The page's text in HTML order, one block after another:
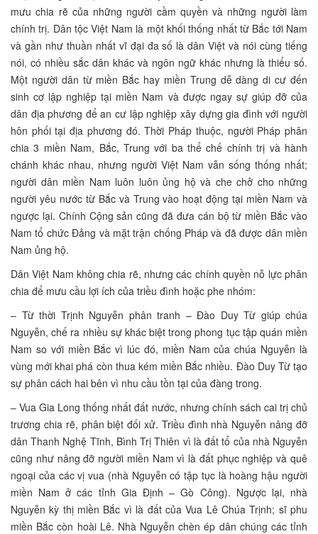
mưu chia rẽ của những người cầm quyền và những người làm
chính trị. Dân tộc Việt Nam là một khối thống nhất từ Bắc tới Nam
và gần như thuần nhất vĩ đại đa số là dân Việt và nói cùng tiếng
nói, có nhiều sắc dân khác và ngôn ngữ khác nhưng là thiểu số.
Một người dân từ miền Bắc hay miền Trung dễ dàng di cư đến
sinh cơ lập nghiệp tại miền Nam và được ngay sự giúp đỡ của
dân địa phương để an cư lập nghiệp xây dựng gia đình với người
hôn phối tại địa phương đó. Thời Pháp thuộc, người Pháp phân
chia 3 miền Nam, Bắc, Trung với ba thể chế chính trị và hành
chánh khác nhau, nhưng người Việt Nam vẫn sống thống nhất;
người dân miền Nam luôn luôn ủng hộ và che chở cho những
người yêu nước từ Bắc và Trung vào hoạt động tại miền Nam và
ngược lại. Chính Cộng sản cũng đã đưa cán bộ từ miền Bắc vào
Nam tổ chức Đảng và mặt trận chống Pháp và đã được dân miền
Nam ủng hộ.
Dân Việt Nam không chia rẽ, nhưng các chính quyền nỗ lực phân
chia để mưu cầu lợi ích của triều đình hoặc phe nhóm:
– Từ thời Trịnh Nguyễn phân tranh – Đào Duy Từ giúp chúa
Nguyễn, chế ra nhiều sự khác biệt trong phong tục tập quán miền
Nam so với miền Bắc vì lúc đó, miền Nam của chúa Nguyễn là
vùng mới khai phá còn thua kém miền Bắc nhiều. Đào Duy Từ tạo
sự phân cách hai bên vì nhu cầu tồn tại của đàng trong.
– Vua Gia Long thống nhất đất nước, nhưng chính sách cai trị chủ
trương chia rẽ, phân biệt đối xử. Triều đình nhà Nguyễn nâng đỡ
dân Thanh Nghệ Tĩnh, Bình Trị Thiên vì là đất tổ của nhà Nguyễn
cũng như nâng đỡ người miền Nam vì là đất phục nghiệp và quê
ngoại của các vị vua (nhà Nguyễn có tập tục là hoàng hậu người
miền Nam ở các tỉnh Gia Định – Gò Công). Ngược lại, nhà
Nguyễn kỳ thị miền Bắc vì là đất của Vua Lê Chúa Trịnh; sĩ phu
miền Bắc còn hoài Lê. Nhà Nguyễn chèn ép dân chúng các tỉnh